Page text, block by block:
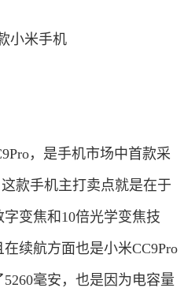
，是手机市场中首款采
款手机主打卖点就是在于
变焦和10倍光学变焦技
续航方面也是小米CC9Pro
毫安，也是因为电容量